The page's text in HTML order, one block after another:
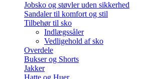
Jobsko og støvler uden sikkerhed
Sandaler til komfort og stil
Tilbehør til sko
Indlægssåler
Vedligehold af sko
Overdele
Bukser og Shorts
Jakker
Hatte og Huer